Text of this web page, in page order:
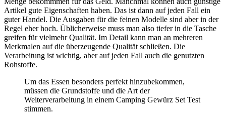
Artikel gute Eigenschaften haben. Das ist dann auf jeden Fall ein
guter Handel. Die Ausgaben für die feinen Modelle sind aber in der
Regel eher hoch. Üblicherweise muss man also tiefer in die Tasche
greifen für vielmehr Qualität. Im Detail kann man an mehreren
Merkmalen auf die überzeugende Qualität schließen. Die
Verarbeitung ist wichtig, aber auf jeden Fall auch die genutzten
Rohstoffe.
Um das Essen besonders perfekt hinzubekommen,
müssen die Grundstoffe und die Art der
Weiterverarbeitung in einem Camping Gewürz Set Test
stimmen.